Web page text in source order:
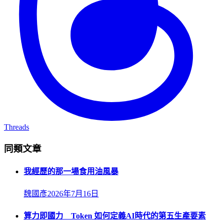
Threads
同類文章
我經歷的那一場食用油風暴
魏國彥2026年7月16日
算力即國力 Token 如何定義AI時代的第五生產要素